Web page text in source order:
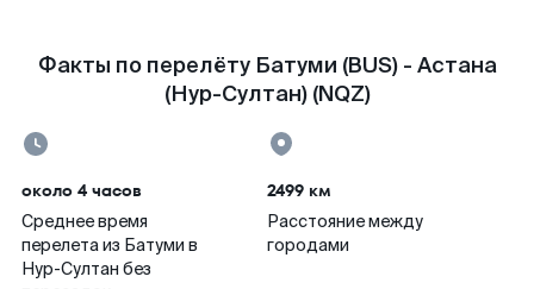
Факты по перелёту Батуми (BUS) - Астана
(Нур-Султан) (NQZ)
около 4 часов
Среднее время
перелета из Батуми в
Нур-Султан без
2499 км
Расстояние между
городами